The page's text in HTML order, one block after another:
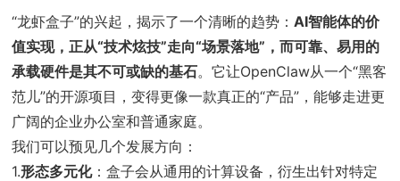
“龙虾盒子”的兴起，揭示了一个清晰的趋势：AI智能体的价
值实现，正从“技术炫技”走向“场景落地”，而可靠、易用的
承载硬件是其不可或缺的基石。它让OpenClaw从一个“黑客
范儿”的开源项目，变得更像一款真正的“产品”，能够走进更
广阔的企业办公室和普通家庭。
我们可以预见几个发展方向：
1.形态多元化：盒子会从通用的计算设备，衍生出针对特定